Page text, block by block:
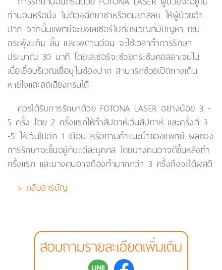
ท่านอนหรือนั่ง ไม่ต้องฉีดยาชาหรือดมยาสลบ ให้ผู้ป่วยอ้า
ปาก จากนั้นแพทย์จะยิงเลเซอร์ไปที่บริเวณที่มีปัญหา เช่น
กระพุ้งแก้ม ลิ้น และเพดานอ่อน จะใช้เวลาทำการรักษา
ประมาณ 30 นาที โดยเลเซอร์จะช่วยกระชับคอลลาเจนใน
เนื้อเยื่อบริเวณเยื่อบุในช่องปาก สามารถช่วยเปิดทางเดิน
หายใจและลดเสียงกรนได้
ควรได้รับการรักษาด้วย FOTONA LASER อย่างน้อย 3 -
5 ครั้ง โดย 2 ครั้งแรกให้ทำสัปดาห์เว้นสัปดาห์ และครั้งที่ 3
-5 ให้เว้นไปอีก 1 เดือน หรือตามคำแนะนำของแพทย์ ผลของ
การรักษาจะขึ้นอยู่กับแต่ละบุคคล โดยบางคนอาจดีขึ้นหลังทำ
ครั้งแรก และบางคนอาจต้องทำมากกว่า 3 ครั้งถึงจะได้ผลดี
> กลับสารบัญ
สอบถามรายละเอียดเพิ่มเติม